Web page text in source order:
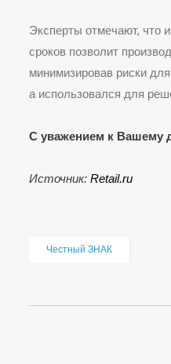
Эксперты отмечают, что
сроков позволит
минимизировав риски
а использовался для
С уважением к Вашему
Источник: Retail.ru
Честный ЗНАК